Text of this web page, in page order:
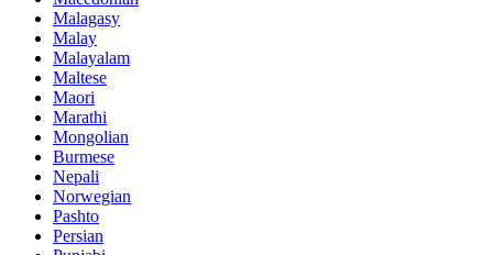
Malagasy
Malay
Malayalam
Maltese
Maori
Marathi
Mongolian
Burmese
Nepali
Norwegian
Pashto
Persian